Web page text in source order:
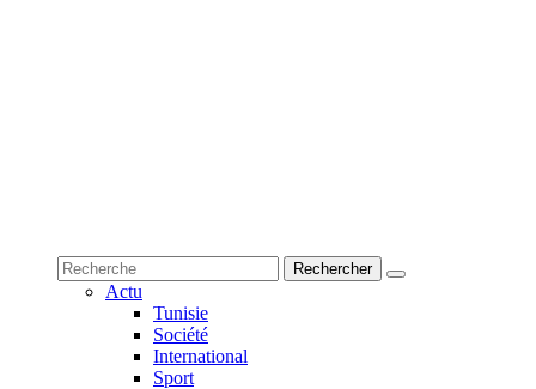
Actu
Tunisie
Société
International
Sport